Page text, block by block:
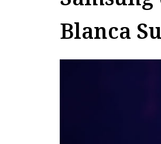
Blanca